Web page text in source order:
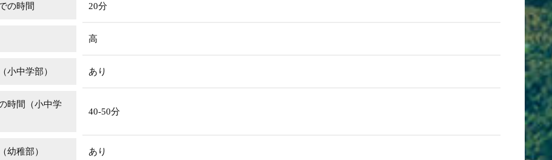
の時間 20分
高
小中学部） あり
時間（小中学
40-50分
幼稚部） あり